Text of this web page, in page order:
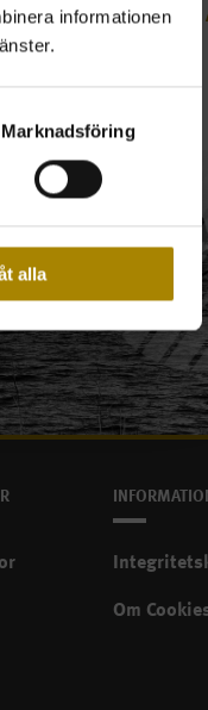
informationen
Marknadsföring
alla
LÄGSTA BELOPP
ALLTID FRI FRAKT.
Om